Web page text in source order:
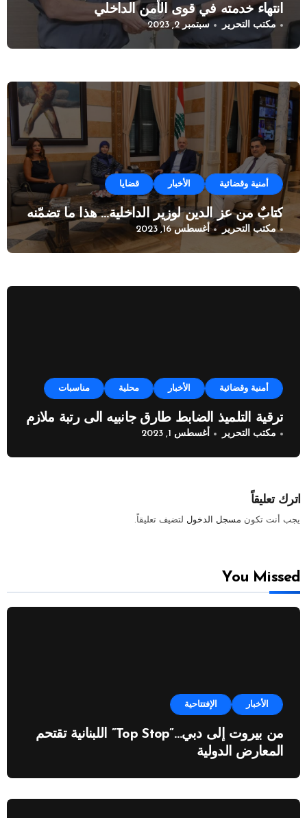
انتهاء خدمته في قوى الأمن الداخلي
مكتب التحرير سبتمبر 2, 2023
أمنية وقضائية الأخبار قضايا
كتابٌ من عز الدين لوزير الداخلية… هذا ما تضمّنه
مكتب التحرير أغسطس 16, 2023
أمنية وقضائية الأخبار محلية مناسبات
ترقية التلميذ الضابط طارق جانبيه الى رتبة ملازم
مكتب التحرير أغسطس 1, 2023
اترك تعليقاً
يجب أنت تكون مسجل الدخول لتضيف تعليقاً.
You Missed
الأخبار الإفتتاحية
من بيروت إلى دبي…”Top Stop” اللبنانية تقتحم
المعارض الدولية